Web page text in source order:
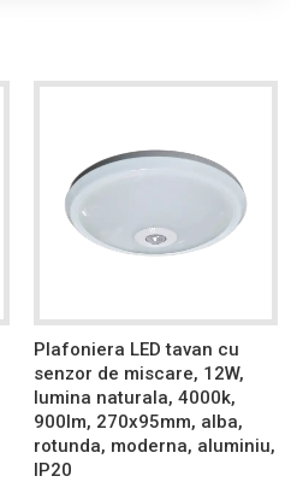
Plafoniera LED tavan cu
senzor de miscare, 12W,
lumina naturala, 4000k,
900lm, 270x95mm, alba,
rotunda, moderna, aluminiu,
IP20